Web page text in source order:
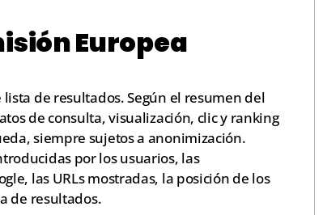
Europea
de resultados. Según el resumen del
de consulta, visualización, clic y ranking
siempre sujetos a anonimización.
por los usuarios, las
las URLs mostradas, la posición de los
de resultados.